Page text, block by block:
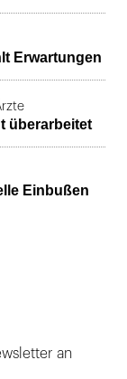
Erwartungen
überarbeitet
Einbußen
an